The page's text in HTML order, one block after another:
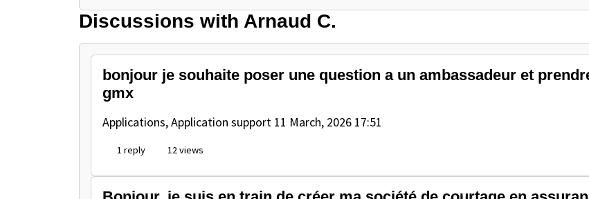
Discussions with Arnaud C.
bonjour je souhaite poser une question a un ambassadeur et
gmx
Applications, Application support 11 March, 2026 17:51
1 reply 12 views